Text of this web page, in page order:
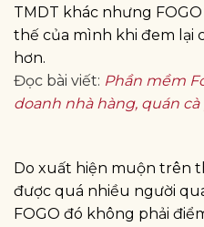
TMDT khác nhưng
thế của mình khi đem lại
hơn.
Đọc bài viết: Phần mềm
doanh nhà hàng, quán cà
Do xuất hiện muộn trên
được quá nhiều người
FOGO đó không phải